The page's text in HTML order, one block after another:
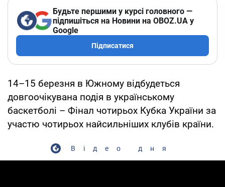
Будьте першими у курсі головного —
підпишіться на Новини на OBOZ.UA у
Google
Підписатися
14–15 березня в Южному відбудеться
довгоочікувана подія в українському
баскетболі – Фінал чотирьох Кубка України за
участю чотирьох найсильніших клубів країни.
Відео дня